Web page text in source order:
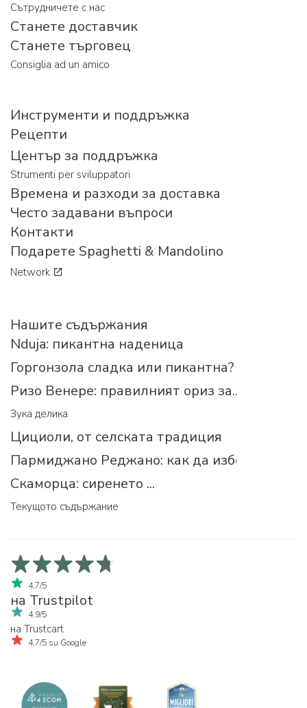
Сътрудничете с нас
Станете доставчик
Станете търговец
Consiglia ad un amico
Инструменти и поддръжка
Рецепти
Център за поддръжка
Strumenti per sviluppatori
Времена и разходи за доставка
Често задавани въпроси
Контакти
Подарете Spaghetti & Mandolino
Network
Нашите съдържания
Nduja: пикантна наденица
Горгонзола сладка или пикантна?
Ризо Венере: правилният ориз за...
Зука делика
Цициоли, от селската традиция
Пармиджано Реджано: как да изберем
Скаморца: сиренето ...
Текущото съдържание
4,7/5
на Trustpilot
4,9/5
на Trustcart
4,7/5 su Google